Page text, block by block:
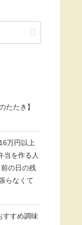
たたき】
万円以上
当を作る人
の日の残
らなくて
すすめ調味